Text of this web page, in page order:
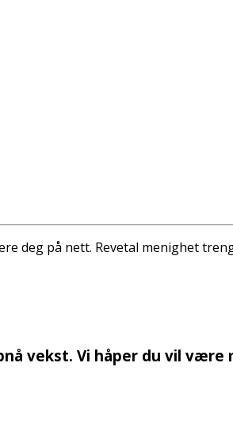
deg på nett. Revetal menighet
vekst. Vi håper du vil